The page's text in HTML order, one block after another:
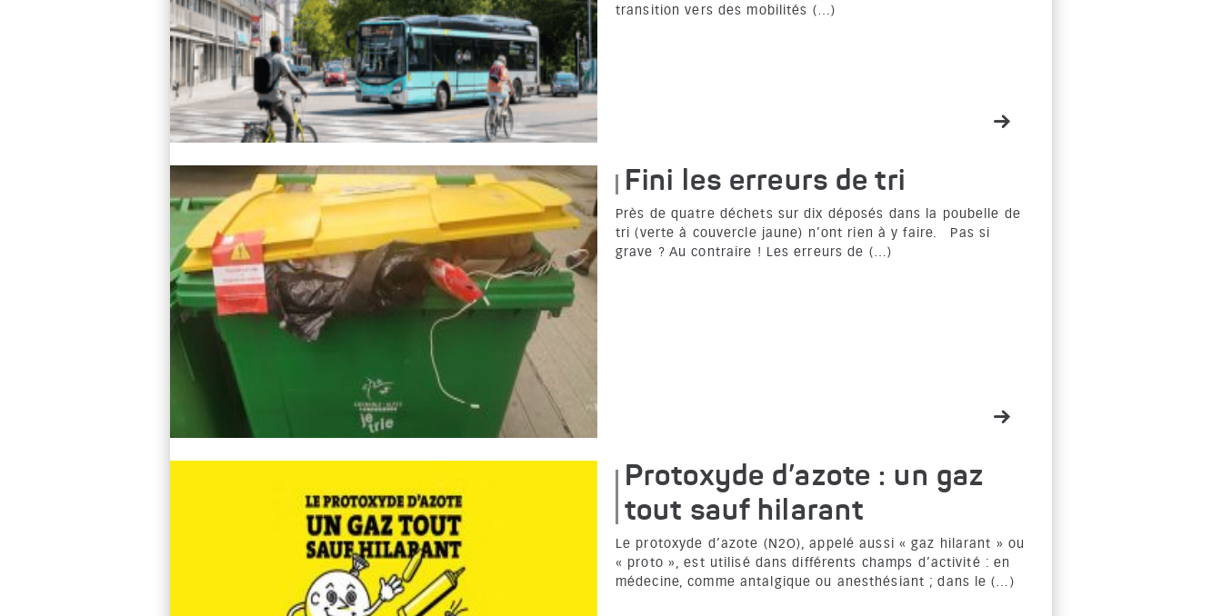
transition vers des mobilités (…)
Fini les erreurs de tri
Près de quatre déchets sur dix déposés dans la poubelle de
tri (verte à couvercle jaune) n’ont rien à y faire. Pas si
grave ? Au contraire ! Les erreurs de (…)
Lire l'article
Protoxyde d’azote : un gaz
tout sauf hilarant
Le protoxyde d’azote (N2O), appelé aussi « gaz hilarant » ou
« proto », est utilisé dans différents champs d’activité : en
médecine, comme antalgique ou anesthésiant ; dans le (…)